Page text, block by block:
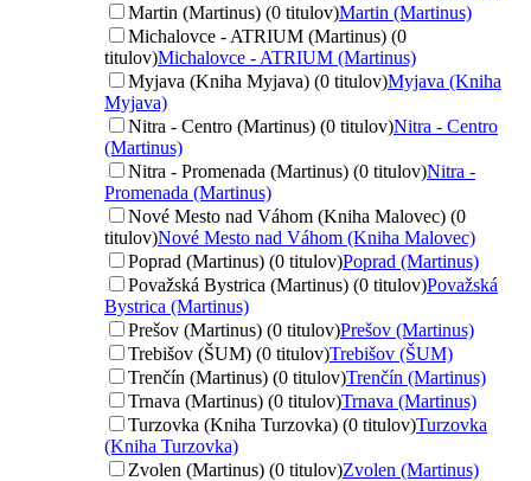
Martin (Martinus) (0 titulov)Martin (Martinus)
Michalovce - ATRIUM (Martinus) (0
titulov)Michalovce - ATRIUM (Martinus)
Myjava (Kniha Myjava) (0 titulov)Myjava (Kniha
Myjava)
Nitra - Centro (Martinus) (0 titulov)Nitra - Centro
(Martinus)
Nitra - Promenada (Martinus) (0 titulov)Nitra -
Promenada (Martinus)
Nové Mesto nad Váhom (Kniha Malovec) (0
titulov)Nové Mesto nad Váhom (Kniha Malovec)
Poprad (Martinus) (0 titulov)Poprad (Martinus)
Považská Bystrica (Martinus) (0 titulov)Považská
Bystrica (Martinus)
Prešov (Martinus) (0 titulov)Prešov (Martinus)
Trebišov (ŠUM) (0 titulov)Trebišov (ŠUM)
Trenčín (Martinus) (0 titulov)Trenčín (Martinus)
Trnava (Martinus) (0 titulov)Trnava (Martinus)
Turzovka (Kniha Turzovka) (0 titulov)Turzovka
(Kniha Turzovka)
Zvolen (Martinus) (0 titulov)Zvolen (Martinus)